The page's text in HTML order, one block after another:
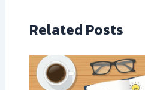
Related Posts